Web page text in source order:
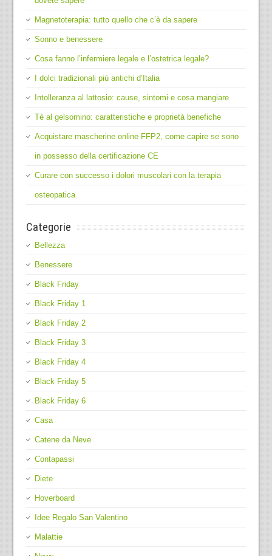
Magnetoterapia: tutto quello che c’è da sapere
Sonno e benessere
Cosa fanno l’infermiere legale e l’ostetrica legale?
I dolci tradizionali più antichi d’Italia
Intolleranza al lattosio: cause, sintomi e cosa mangiare
Tè al gelsomino: caratteristiche e proprietà benefiche
Acquistare mascherine online FFP2, come capire se sono
in possesso della certificazione CE
Curare con successo i dolori muscolari con la terapia
osteopatica
Categorie
Bellezza
Benessere
Black Friday
Black Friday 1
Black Friday 2
Black Friday 3
Black Friday 4
Black Friday 5
Black Friday 6
Casa
Catene da Neve
Contapassi
Diete
Hoverboard
Idee Regalo San Valentino
Malattie